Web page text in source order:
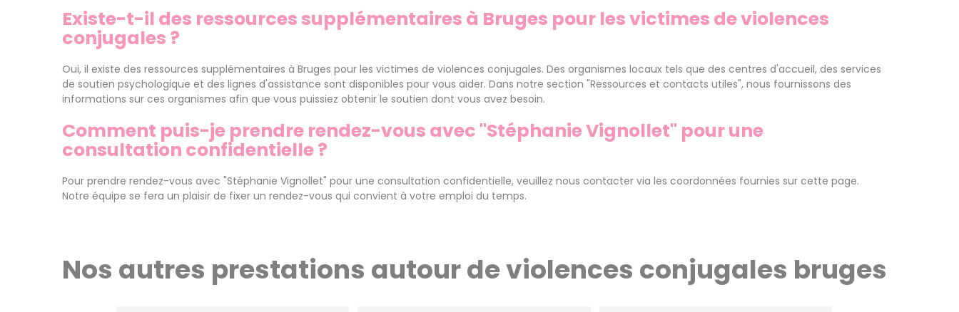
Existe-t-il des ressources supplémentaires à Bruges pour les victimes de violences
conjugales ?
Oui, il existe des ressources supplémentaires à Bruges pour les victimes de violences conjugales. Des organismes locaux tels que des centres d'accueil, des services
de soutien psychologique et des lignes d'assistance sont disponibles pour vous aider. Dans notre section "Ressources et contacts utiles", nous fournissons des
informations sur ces organismes afin que vous puissiez obtenir le soutien dont vous avez besoin.
Comment puis-je prendre rendez-vous avec "Stéphanie Vignollet" pour une
consultation confidentielle ?
Pour prendre rendez-vous avec "Stéphanie Vignollet" pour une consultation confidentielle, veuillez nous contacter via les coordonnées fournies sur cette page.
Notre équipe se fera un plaisir de fixer un rendez-vous qui convient à votre emploi du temps.
Nos autres prestations autour de violences conjugales bruges